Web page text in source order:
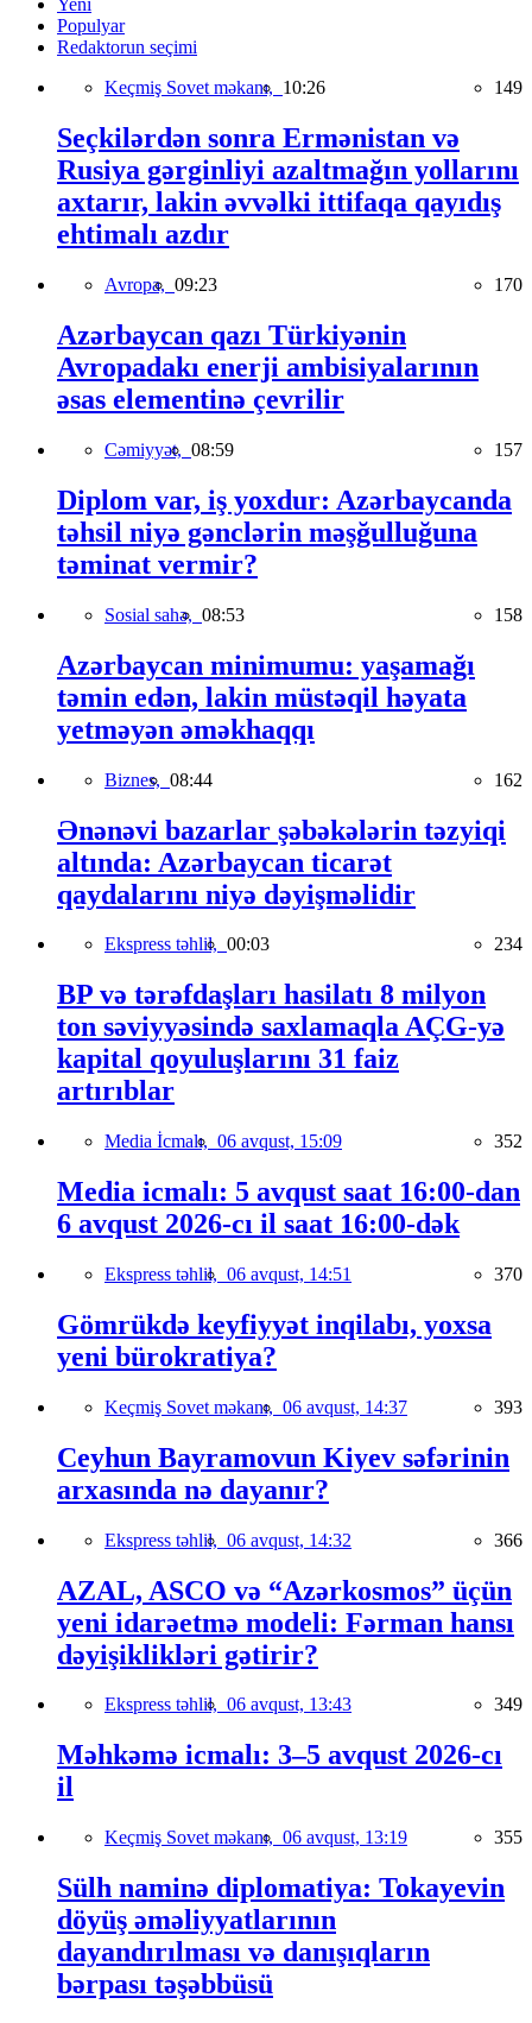
Yeni
Populyar
Redaktorun seçimi
Keçmiş Sovet məkanı, 10:26 149
Seçkilərdən sonra Ermənistan və
Rusiya gərginliyi azaltmağın yollarını
axtarır, lakin əvvəlki ittifaqa qayıdış
ehtimalı azdır
Avropa, 09:23 170
Azərbaycan qazı Türkiyənin
Avropadakı enerji ambisiyalarının
əsas elementinə çevrilir
Cəmiyyət, 08:59 157
Diplom var, iş yoxdur: Azərbaycanda
təhsil niyə gənclərin məşğulluğuna
təminat vermir?
Sosial sahə, 08:53 158
Azərbaycan minimumu: yaşamağı
təmin edən, lakin müstəqil həyata
yetməyən əməkhaqqı
Biznes, 08:44 162
Ənənəvi bazarlar şəbəkələrin təzyiqi
altında: Azərbaycan ticarət
qaydalarını niyə dəyişməlidir
Ekspress təhlil, 00:03 234
BP və tərəfdaşları hasilatı 8 milyon
ton səviyyəsində saxlamaqla AÇG-yə
kapital qoyuluşlarını 31 faiz
artırıblar
Media İcmalı, 06 avqust, 15:09 352
Media icmalı: 5 avqust saat 16:00-dan
6 avqust 2026-cı il saat 16:00-dək
Ekspress təhlil, 06 avqust, 14:51 370
Gömrükdə keyfiyyət inqilabı, yoxsa
yeni bürokratiya?
Keçmiş Sovet məkanı, 06 avqust, 14:37 393
Ceyhun Bayramovun Kiyev səfərinin
arxasında nə dayanır?
Ekspress təhlil, 06 avqust, 14:32 366
AZAL, ASCO və “Azərkosmos” üçün
yeni idarəetmə modeli: Fərman hansı
dəyişiklikləri gətirir?
Ekspress təhlil, 06 avqust, 13:43 349
Məhkəmə icmalı: 3–5 avqust 2026-cı
il
Keçmiş Sovet məkanı, 06 avqust, 13:19 355
Sülh naminə diplomatiya: Tokayevin
döyüş əməliyyatlarının
dayandırılması və danışıqların
bərpası təşəbbüsü